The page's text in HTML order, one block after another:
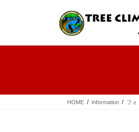
ツ
シ
HOME Information フォ